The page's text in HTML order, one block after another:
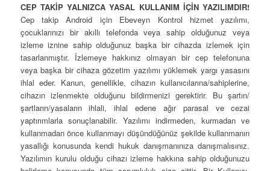
CEP TAKİP YALNIZCA YASAL KULLANIM İÇİN YAZILIMDIR!
Cep takip Android için Ebeveyn Kontrol hizmet yazılımı,
çocuklarınızı bir akıllı telefonda veya sahip olduğunuz veya
izleme iznine sahip olduğunuz başka bir cihazda izlemek için
tasarlanmıştır. İzlemeye hakkınız olmayan bir cep telefonuna
veya başka bir cihaza gözetim yazılımı yüklemek yargı yasasını
ihlal eder. Kanun, genellikle, cihazın kullanıcılarına/sahiplerine,
cihazın izlenmekte olduğunu bildirmenizi gerektirir. Bu şartın/
şartların/yasaların ihlali, ihlal edene ağır parasal ve cezai
yaptırımlarla sonuçlanabilir. Yazılımı indirmeden, kurmadan ve
kullanmadan önce kullanmayı düşündüğünüz şekilde kullanmanın
yasallığı konusunda kendi hukuk danışmanınıza danışmalısınız.
Yazılımın kurulu olduğu cihazı izleme hakkına sahip olduğunuzu